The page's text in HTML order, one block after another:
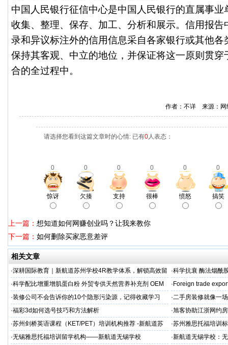
中国人民银行征信中心是中国人民银行的直属事
收集、整理、保存、加工、分析和展示。信用报告
录和异议标注外的信用信息采自各家银行或其他各
保持其客观、中立的地位，并保证将这一原则贯穿
合的全过程中。
作者：不详 来源：
请选择您看到这篇文章时的心情: 已有0人表态：
0 0 0 0 0 0
惊讶 欠揍 支持 很棒 愤怒 搞笑
上一篇： 想知道如何网赚创业吗？让我来教你
下一篇： 如何删除买家恶意差评
相关文章
·深耕国际教育｜新航道苏州学校4R教学体系，解锁高效留
学备考之路
·科学抗衰 酶法烟酰
M/ODM定制
·科学配比增重增肌蛋白粉 外贸专供天然营养补充剂 OEM
源头定制
· Foreign trade
·装修公司不会告诉你的10个隐形污染源，记得收藏学习 ·二手房装修就像一
糟心！看完这篇再开
·福彩3d如何选号技巧和方法解析 ·旭客协助江浙网约
标杆
·苏州剑桥英语课程（KET/PET）培训机构推荐 -新航道苏
州学校
·苏州雅思托福培训
率领先
·无锡雅思托福培训留学机构——新航道无锡学校 ·新航道无锡学校：